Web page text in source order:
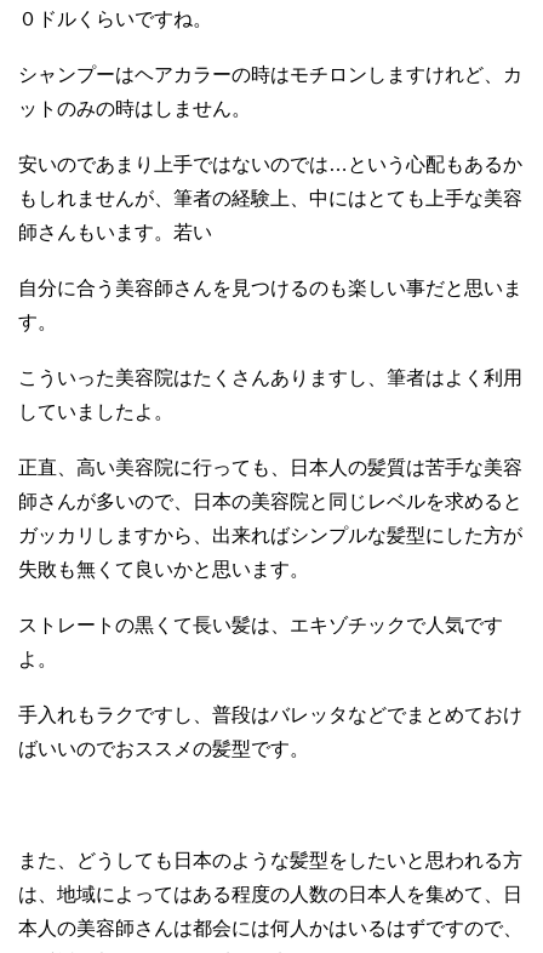
０ドルくらいですね。
シャンプーはヘアカラーの時はモチロンしますけれど、カ
ットのみの時はしません。
安いのであまり上手ではないのでは…という心配もあるか
もしれませんが、筆者の経験上、中にはとても上手な美容
師さんもいます。若い
自分に合う美容師さんを見つけるのも楽しい事だと思いま
す。
こういった美容院はたくさんありますし、筆者はよく利用
していましたよ。
正直、高い美容院に行っても、日本人の髪質は苦手な美容
師さんが多いので、日本の美容院と同じレベルを求めると
ガッカリしますから、出来ればシンプルな髪型にした方が
失敗も無くて良いかと思います。
ストレートの黒くて長い髪は、エキゾチックで人気です
よ。
手入れもラクですし、普段はバレッタなどでまとめておけ
ばいいのでおススメの髪型です。
また、どうしても日本のような髪型をしたいと思われる方
は、地域によってはある程度の人数の日本人を集めて、日
本人の美容師さんは都会には何人かはいるはずですので、